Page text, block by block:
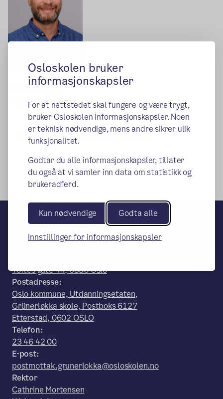
Osloskolen bruker
informasjonskapsler
For at nettstedet skal fungere og være trygt,
bruker Osloskolen informasjonskapsler. Noen
er teknisk nødvendige, mens andre sikrer ulik
funksjonalitet.
Godtar du alle informasjonskapsler, tillater
du også at vi samler inn data om statistikk og
brukeradferd.
Kun nødvendige Godta alle
Innstillinger for informasjonskapsler
Joakim Fretheim
Faglærer
Publisert: 25.10.2022 Endret:
Grünerløkka skole
– en del av Osloskolen
Toftes gate 44, 0556 Oslo
Postadresse:
Oslo kommune, Utdanningsetaten,
Grünerløkka skole, Postboks 6127
Etterstad, 0602 OSLO
Telefon:
23 46 42 00
E-post:
postmottak.grunerlokka@osloskolen.no
Rektor
Cathrine Mortensen